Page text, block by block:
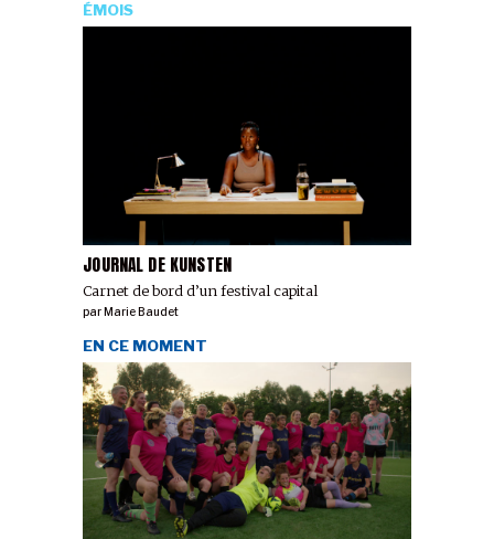
JOURNAL DE KUNSTEN
Carnet de bord d’un festival capital
ÉMOIS
par Marie Baudet
EN CE MOMENT